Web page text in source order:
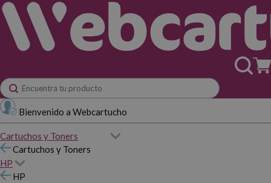
Bienvenido a Webcartucho
Cartuchos y Toners
Cartuchos y Toners
HP
HP